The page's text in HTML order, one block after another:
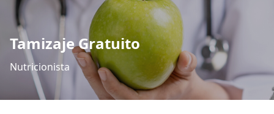
Tamizaje Gratuito
Nutricionista